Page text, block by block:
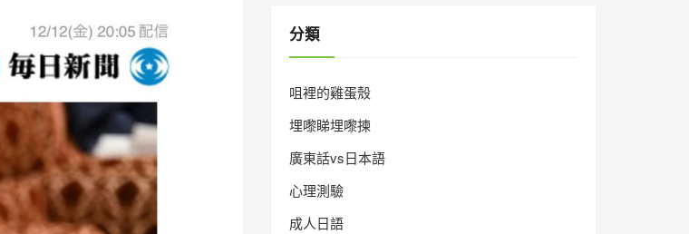
分類
咀裡的雞蛋殼
埋嚟睇埋嚟揀
廣東話vs日本語
心理測驗
成人日語